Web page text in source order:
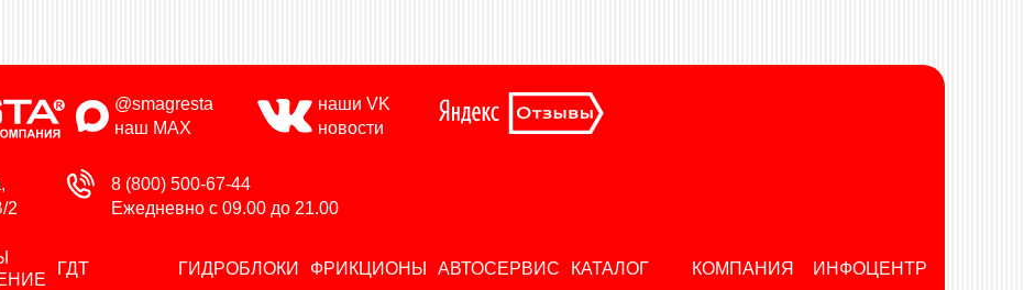
@smagresta
наш MAX
наши VK
новости
2
8 (800) 500-67-44
Ежедневно с 09.00 до 21.00
ГДТ ГИДРОБЛОКИ ФРИКЦИОНЫ АВТОСЕРВИС КАТАЛОГ КОМПАНИЯ ИНФОЦЕНТР